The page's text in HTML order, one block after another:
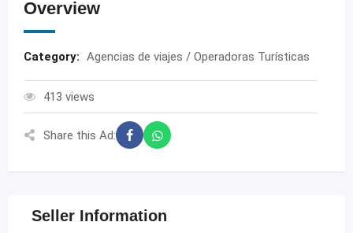
Overview
Category: Agencias de viajes / Operadoras Turísticas
413 views
Share this Ad:
Seller Information